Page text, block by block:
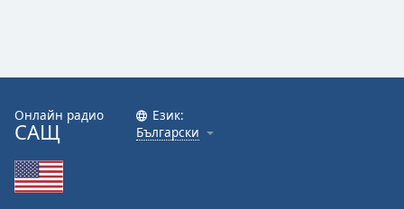
Онлайн радио
САЩ
Език:
Български